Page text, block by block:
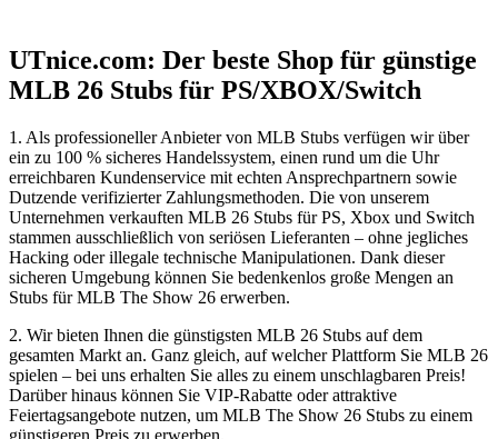
UTnice.com: Der beste Shop für günstige
MLB 26 Stubs für PS/XBOX/Switch
1. Als professioneller Anbieter von MLB Stubs verfügen wir über
ein zu 100 % sicheres Handelssystem, einen rund um die Uhr
erreichbaren Kundenservice mit echten Ansprechpartnern sowie
Dutzende verifizierter Zahlungsmethoden. Die von unserem
Unternehmen verkauften MLB 26 Stubs für PS, Xbox und Switch
stammen ausschließlich von seriösen Lieferanten – ohne jegliches
Hacking oder illegale technische Manipulationen. Dank dieser
sicheren Umgebung können Sie bedenkenlos große Mengen an
Stubs für MLB The Show 26 erwerben.
2. Wir bieten Ihnen die günstigsten MLB 26 Stubs auf dem
gesamten Markt an. Ganz gleich, auf welcher Plattform Sie MLB 26
spielen – bei uns erhalten Sie alles zu einem unschlagbaren Preis!
Darüber hinaus können Sie VIP-Rabatte oder attraktive
Feiertagsangebote nutzen, um MLB The Show 26 Stubs zu einem
günstigeren Preis zu erwerben.